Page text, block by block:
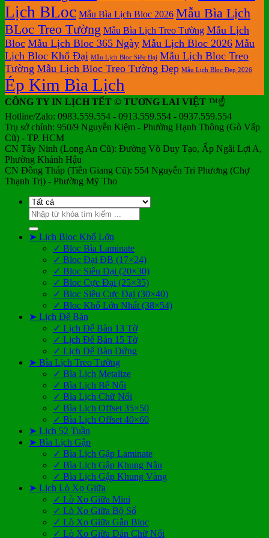
Lịch BLoc Mẫu Bìa Lịch Bloc 2026 Mẫu Bìa Lịch
BLoc Treo Tường Mẫu Bìa Lịch Treo Tường Mẫu Lịch
Bloc Mẫu Lịch Bloc 365 Ngày Mẫu Lịch Bloc 2026 Mẫu
Lịch Bloc Khổ Đại Mẫu Lịch Bloc Siêu Đại Mẫu Lịch Bloc Treo
Tường Mẫu Lịch Bloc Treo Tường Đẹp Mẫu Lịch Bloc Đẹp 2026
Ép Kim Bìa Lịch
CÔNG TY IN LỊCH TẾT © TƯƠNG LAI VIỆT ™☝️
Hotline/Zalo: 0983.559.554 - 0913.559.554 - 0937.559.554
Trụ sở chính: 950/9 Nguyễn Kiệm - Phường Hạnh Thông (Gò Vấp
Cũ) - TP. HCM
CN Tây Ninh (Long An Cũ): Đường Võ Duy Tạo, Ấp Ngãi Lợi A,
Phường Khánh Hậu
CN Đồng Tháp (Tiền Giang Cũ): 554 Nguyễn Tri Phương (Chợ
Thạnh Trị) - Phường Mỹ Tho
Tìm
kiếm:
➤ Lịch Bloc Khổ Lớn
✓ Bloc Bìa Laminate
✓ Bloc Đại ĐB (17×24)
✓ Bloc Siêu Đại (20×30)
✓ Bloc Cực Đại (25×35)
✓ Bloc Siêu Cực Đại (30×40)
✓ Bloc Khổ Lớn Nhất (38×54)
➤ Lịch Để Bàn
✓ Lịch Để Bàn 13 Tờ
✓ Lịch Để Bàn 15 Tờ
✓ Lịch Để Bàn Đứng
➤ Bìa Lịch Treo Tường
✓ Bìa Lịch Metalize
✓ Bìa Lịch Bế Nổi
✓ Bìa Lịch Chữ Nổi
✓ Bìa Lịch Offset 35×50
✓ Bìa Lịch Offset 40×60
➤ Lịch 52 Tuần
➤ Bìa Lịch Gập
✓ Bìa Lịch Gập Laminate
✓ Bìa Lịch Gập Khung Nâu
✓ Bìa Lịch Gập Khung Vàng
➤ Lịch Lò Xo Giữa
✓ Lò Xo Giữa Mini
✓ Lò Xo Giữa Bộ Số
✓ Lò Xo Giữa Gắn Bloc
✓ Lò Xo Giữa Dán Chữ Nổi